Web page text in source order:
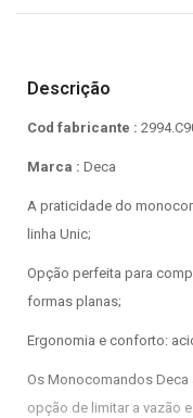
Descrição
Cod fabricante :
Marca : Deca
A praticidade do
linha Unic;
Opção perfeita para
formas planas;
Ergonomia e conforto:
Os Monocomandos
opção de limitar a vazão